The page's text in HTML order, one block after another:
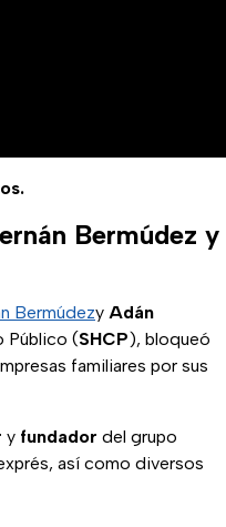
Bermúdez y
Bermúdezy Adán
Público (SHCP), bloqueó
familiares por sus
y fundador del grupo
así como diversos